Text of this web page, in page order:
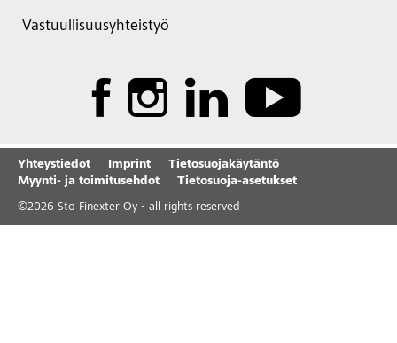
Vastuullisuusyhteistyö
Yhteystiedot Imprint
Tietosuojakäytäntö
Myynti- ja toimitusehdot
Tietosuoja-asetukset
©2026 Sto Finexter Oy - all rights reserved